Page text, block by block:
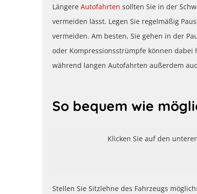
Längere Autofahrten sollten Sie in der
vermeiden lässt. Legen Sie regelmäßig
vermeiden. Am besten, Sie gehen in der
oder Kompressionsstrümpfe können dabei
während langen Autofahrten außerdem
So bequem wie
Klicken Sie auf den
Stellen Sie Sitzlehne des Fahrzeugs